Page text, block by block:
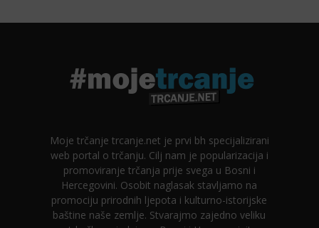
Moje trčanje trcanje.net je prvi bh specijalizirani
web portal o trčanju. Cilj nam je popularizacija i
promoviranje trčanja prije svega u Bosni i
Hercegovini. Osobit naglasak stavljamo na
promociju prirodnih ljepota i kulturno-istorijske
baštine naše zemlje. Stvarajmo zajedno veliku